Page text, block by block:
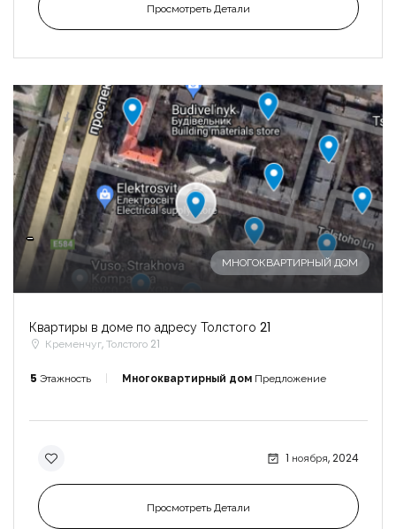
Просмотреть Детали
-
МНОГОКВАРТИРНЫЙ ДОМ
Квартиры в доме по адресу Толстого 21
Кременчуг, Толстого 21
5 Этажность Многоквартирный дом Предложение
1 ноября, 2024
Просмотреть Детали